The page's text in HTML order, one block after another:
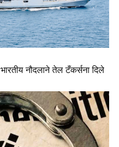
नौदलाने तेल टँकर्सना दिले